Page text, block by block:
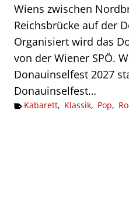
Wiens zwischen
Reichsbrücke auf der
Organisiert wird das
von der Wiener SPÖ.
Donauinselfest 2027
Donauinselfest…
Kabarett, Klassik, Pop,